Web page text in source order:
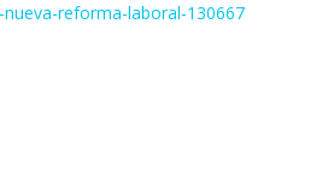
reforma-laboral-130667